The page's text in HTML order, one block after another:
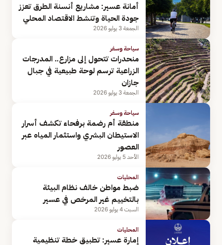
أمانة عسير: مشاريع أنسنة الطرق تعزز
جودة الحياة وتنشط الاقتصاد المحلي
الجمعة 3 يوليو 2026
سياحة وسفر
منحدرات تتحول إلى مزارع.. المدرجات
الزراعية ترسم لوحة طبيعية في جبال
جازان
الجمعة 3 يوليو 2026
سياحة وسفر
منطقة أم رضمة برفحاء تكشف أسرار
الاستيطان البشري واستثمار المياه عبر
العصور
الأحد 5 يوليو 2026
المحليات
ضبط مواطن خالف نظام البيئة
بالتخييم غير المرخص في عسير
السبت 4 يوليو 2026
المحليات
إمارة عسير: تطبيق خطة تنظيمية